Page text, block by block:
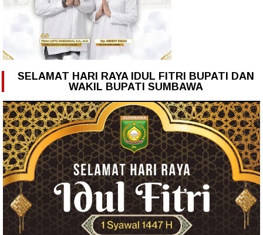
SELAMAT HARI RAYA IDUL FITRI BUPATI DAN
WAKIL BUPATI SUMBAWA